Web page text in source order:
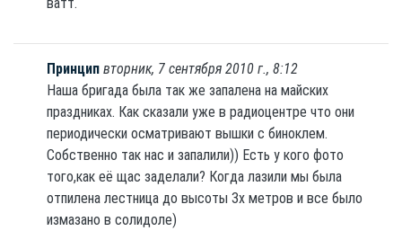
Принцип вторник, 7 сентября 2010 г., 8:12
Наша бригада была так же запалена на майских
праздниках. Как сказали уже в радиоцентре что они
периодически осматривают вышки с биноклем.
Собственно так нас и запалили)) Есть у кого фото
того,как её щас заделали? Когда лазили мы была
отпилена лестница до высоты 3х метров и все было
измазано в солидоле)